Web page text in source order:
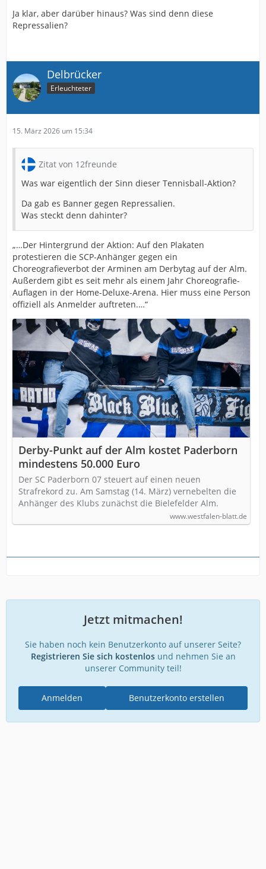
Ja klar, aber darüber hinaus? Was sind denn diese
Repressalien?
Delbrücker
Erleuchteter
15. März 2026 um 15:34
Zitat von 12freunde
Was war eigentlich der Sinn dieser Tennisball-Aktion?
Da gab es Banner gegen Repressalien.
Was steckt denn dahinter?
„…Der Hintergrund der Aktion: Auf den Plakaten
protestieren die SCP-Anhänger gegen ein
Choreografieverbot der Arminen am Derbytag auf der Alm.
Außerdem gibt es seit mehr als einem Jahr Choreografie-
Auflagen in der Home-Deluxe-Arena. Hier muss eine Person
offiziell als Anmelder auftreten.…“
Derby-Punkt auf der Alm kostet Paderborn
mindestens 50.000 Euro
Der SC Paderborn 07 steuert auf einen neuen
Strafrekord zu. Am Samstag (14. März) vernebelten die
Anhänger des Klubs zunächst die Bielefelder Alm.
www.westfalen-blatt.de
Jetzt mitmachen!
Sie haben noch kein Benutzerkonto auf unserer Seite?
Registrieren Sie sich kostenlosund nehmen Sie an
unserer Community teil!
Benutzerkonto erstellen
Anmelden